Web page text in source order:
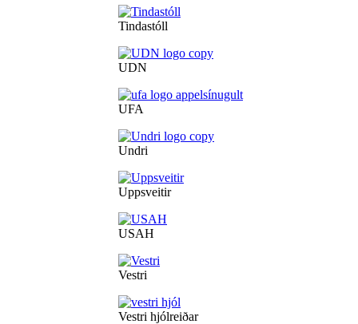
Tindastóll
UDN
UFA
Undri
Uppsveitir
USAH
Vestri
Vestri hjólreiðar